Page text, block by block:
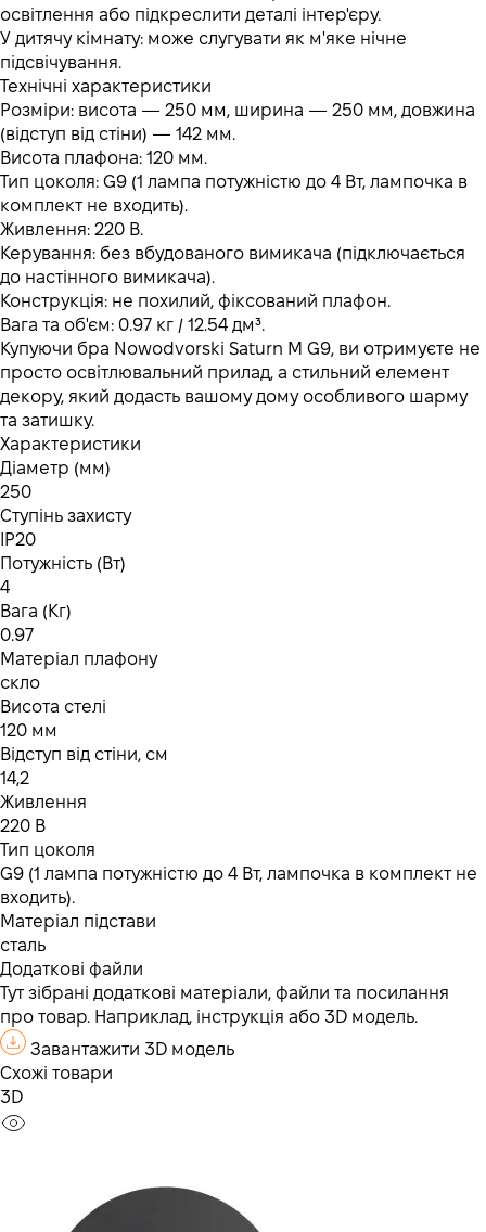
освітлення або підкреслити деталі інтер'єру.
У дитячу кімнату: може слугувати як м'яке нічне
підсвічування.
Технічні характеристики
Розміри: висота — 250 мм, ширина — 250 мм, довжина
(відступ від стіни) — 142 мм.
Висота плафона: 120 мм.
Тип цоколя: G9 (1 лампа потужністю до 4 Вт, лампочка в
комплект не входить).
Живлення: 220 В.
Керування: без вбудованого вимикача (підключається
до настінного вимикача).
Конструкція: не похилий, фіксований плафон.
Вага та об'єм: 0.97 кг / 12.54 дм³.
Купуючи бра Nowodvorski Saturn M G9, ви отримуєте не
просто освітлювальний прилад, а стильний елемент
декору, який додасть вашому дому особливого шарму
та затишку.
Характеристики
Діаметр (мм)
250
Ступінь захисту
IP20
Потужність (Вт)
4
Вага (Кг)
0.97
Матеріал плафону
скло
Висота стелі
120 мм
Відступ від стіни, см
14,2
Живлення
220 В
Тип цоколя
G9 (1 лампа потужністю до 4 Вт, лампочка в комплект не
входить).
Матеріал підстави
сталь
Додаткові файли
Тут зібрані додаткові матеріали, файли та посилання
про товар. Наприклад, інструкція або 3D модель.
Завантажити 3D модель
Схожі товари
3D